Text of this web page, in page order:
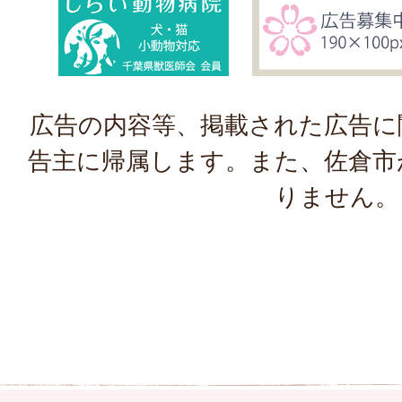
広告の内容等、掲載された広告
告主に帰属します。また、佐倉
りません。